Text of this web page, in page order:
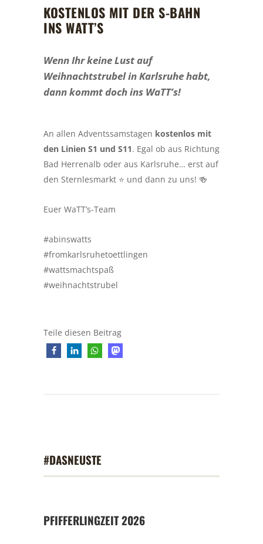
KOSTENLOS MIT DER S-BAHN
INS WATT’S
Wenn Ihr keine Lust auf
Weihnachtstrubel in Karlsruhe habt,
dann kommt doch ins WaTT’s!
An allen Adventssamstagen kostenlos mit
den Linien S1 und S11. Egal ob aus Richtung
Bad Herrenalb oder aus Karlsruhe… erst auf
den Sternlesmarkt ⭐️ und dann zu uns! 🍻
Euer WaTT’s-Team
#abinswatts
#fromkarlsruhetoettlingen
#wattsmachtspaß
#weihnachtstrubel
Teile diesen Beitrag
#DASNEUSTE
PFIFFERLINGZEIT 2026